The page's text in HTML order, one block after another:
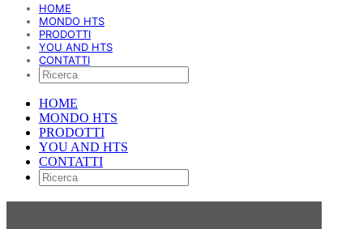
HOME
MONDO HTS
PRODOTTI
YOU AND HTS
CONTATTI
HOME
MONDO HTS
PRODOTTI
YOU AND HTS
CONTATTI